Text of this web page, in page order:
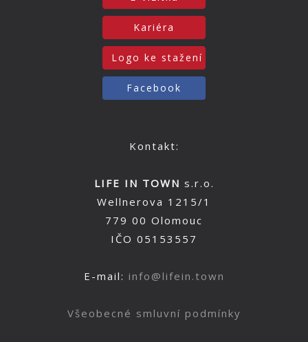
Kariéra
Logo ke stažení
Facebook
Kontakt:
LIFE IN TOWN s.r.o.
Wellnerova 1215/1
779 00 Olomouc
IČO 05153557
E-mail: info@lifein.town
Všeobecné smluvní podmínky